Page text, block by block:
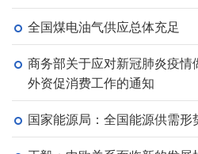
全国煤电油气供应总体充足
商务部关于应对新冠肺炎疫情
外资促消费工作的通知
国家能源局：全国能源供需形